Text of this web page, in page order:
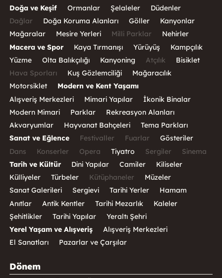
Doğa ve Keşif
Ormanlar Şelaleler
Düdenler
Dağlar
Doğa Koruma Alanları Göller
Kanyonlar
Mağaralar
Mesire Yerleri Milli Parklar
Nehirler
Macera ve Spor
Kaya Tırmanışı Yürüyüş
Kampçılık
Yüzme
Olta Balıkçılığı Kanyoning Atçılık
Bisiklet
Hava Sporları
Kuş Gözlemciliği
Mağaracılık
Motorsiklet
Modern ve Kent Yaşamı
Alışveriş Merkezleri
Mimari Yapılar
İkonik Binalar
Modern Mimari
Parklar
Rekreasyon Alanları
Akvaryumlar
Hayvanat Bahçeleri
Tema Parkları
Sanat ve Eğlence
Festivaller Fuarlar
Gösteriler
Dans
Konserler Opera Tiyatro Sergiler
Sinema
Tarih ve Kültür
Dini Yapılar Camiler
Kiliseler
Külliyeler
Türbeler Kütüphaneler
Müzeler
Sanat Galerileri
Sergievi Tarihi Yerler
Hamam
Anıtlar
Antik Kentler Tarihi Mezarlık
Kaleler
Şehitlikler
Tarihi Yapılar
Yeraltı Şehri
Yerel Yaşam ve Alışveriş
Alışveriş Merkezleri
El Sanatları
Pazarlar ve Çarşılar
Dönem